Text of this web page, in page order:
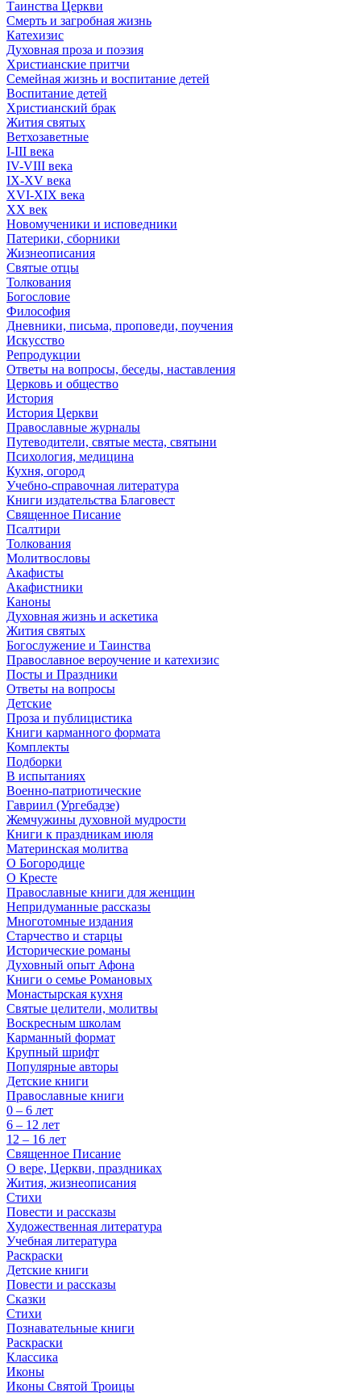
Таинства Церкви
Смерть и загробная жизнь
Катехизис
Духовная проза и поэзия
Христианские притчи
Семейная жизнь и воспитание детей
Воспитание детей
Христианский брак
Жития святых
Ветхозаветные
I-III века
IV-VIII века
IX-XV века
XVI-XIX века
XX век
Новомученики и исповедники
Патерики, сборники
Жизнеописания
Святые отцы
Толкования
Богословие
Философия
Дневники, письма, проповеди, поучения
Искусство
Репродукции
Ответы на вопросы, беседы, наставления
Церковь и общество
История
История Церкви
Православные журналы
Путеводители, святые места, святыни
Психология, медицина
Кухня, огород
Учебно-справочная литература
Книги издательства Благовест
Священное Писание
Псалтири
Толкования
Молитвословы
Акафисты
Акафистники
Каноны
Духовная жизнь и аскетика
Жития святых
Богослужение и Таинства
Православное вероучение и катехизис
Посты и Праздники
Ответы на вопросы
Детские
Проза и публицистика
Книги карманного формата
Комплекты
Подборки
В испытаниях
Военно-патриотические
Гавриил (Ургебадзе)
Жемчужины духовной мудрости
Книги к праздникам июля
Материнская молитва
О Богородице
О Кресте
Православные книги для женщин
Непридуманные рассказы
Многотомные издания
Старчество и старцы
Исторические романы
Духовный опыт Афона
Книги о семье Романовых
Монастырская кухня
Святые целители, молитвы
Воскресным школам
Карманный формат
Крупный шрифт
Популярные авторы
Детские книги
Православные книги
0 – 6 лет
6 – 12 лет
12 – 16 лет
Священное Писание
О вере, Церкви, праздниках
Жития, жизнеописания
Стихи
Повести и рассказы
Художественная литература
Учебная литература
Раскраски
Детские книги
Повести и рассказы
Сказки
Стихи
Познавательные книги
Раскраски
Классика
Иконы
Иконы Святой Троицы